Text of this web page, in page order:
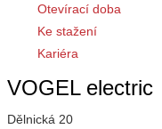
Otevírací doba
Ke stažení
Kariéra
VOGEL electric
Dělnická 20